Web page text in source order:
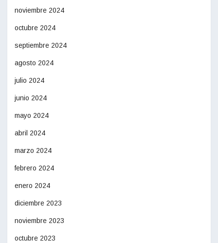
noviembre 2024
octubre 2024
septiembre 2024
agosto 2024
julio 2024
junio 2024
mayo 2024
abril 2024
marzo 2024
febrero 2024
enero 2024
diciembre 2023
noviembre 2023
octubre 2023